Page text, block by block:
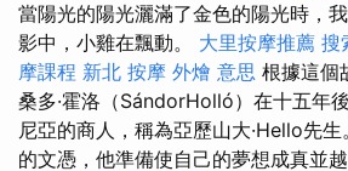
當陽光的陽光灑滿了金色的陽光時，
影中，小雞在飄動。 大里按摩推薦 搜
摩課程 新北 按摩 外燴 意思 根據這個
桑多·霍洛（SándorHolló）在十五年
尼亞的商人，稱為亞歷山大·Hello先
的文憑，他準備使自己的夢想成真並